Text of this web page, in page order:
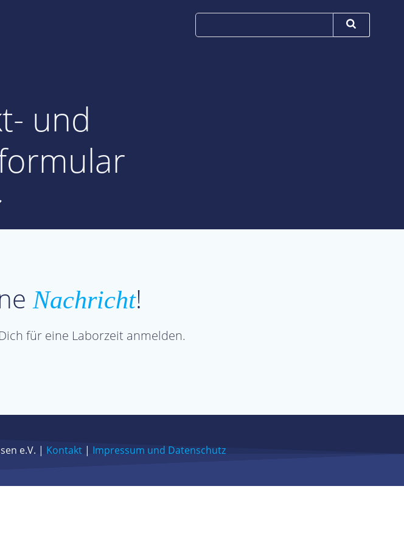
und
Nachricht!
für eine Laborzeit anmelden.
e.V. | Kontakt | Impressum und Datenschutz